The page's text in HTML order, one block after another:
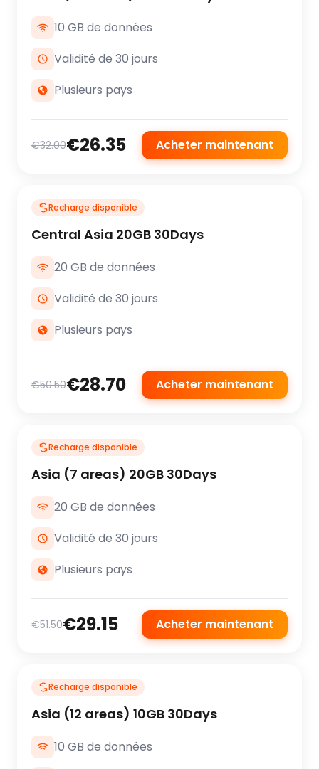
10 GB de données
Validité de 30 jours
Plusieurs pays
€32.00€26.35 Acheter maintenant
Recharge disponible
Central Asia 20GB 30Days
20 GB de données
Validité de 30 jours
Plusieurs pays
€50.50€28.70 Acheter maintenant
Recharge disponible
Asia (7 areas) 20GB 30Days
20 GB de données
Validité de 30 jours
Plusieurs pays
€51.50€29.15 Acheter maintenant
Recharge disponible
Asia (12 areas) 10GB 30Days
10 GB de données